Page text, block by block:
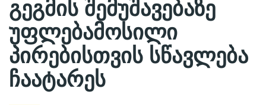
გეგმის შემუშავებაზე
უფლებამოსილი
პირებისთვის სწავლება
ჩაატარეს